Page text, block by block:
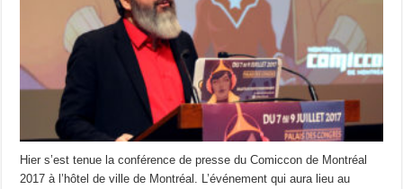
Hier s’est tenue la conférence de presse du Comiccon de Montréal
2017 à l’hôtel de ville de Montréal. L’événement qui aura lieu au